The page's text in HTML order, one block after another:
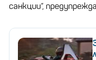
санкции“,